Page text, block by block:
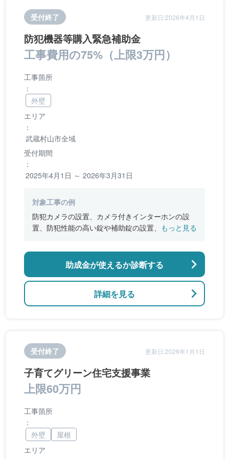
受付終了 更新日:2026年4月1日
防犯機器等購入緊急補助金
工事費用の75%（上限3万円）
エリア
：
武蔵村山市全域
受付期間
：
2025年4月1日 ～ 2026年3月31日
工事箇所
：
外壁
対象工事の例
防犯カメラの設置、カメラ付きインターホンの設
置、防犯性能の高い錠や補助錠の設置、センサー
もっと見る
詳細を見る
助成金が使えるか診断する
受付終了 更新日:2026年1月1日
子育てグリーン住宅支援事業
上限60万円
エリア
工事箇所
：
外壁
屋根